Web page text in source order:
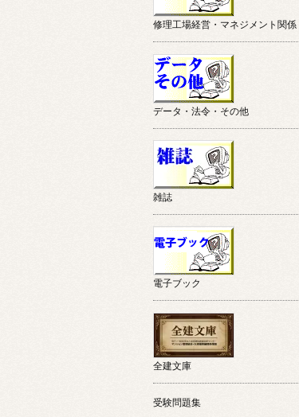
修理工場経営・マネジメント関係
データ・法令・その他
雑誌
電子ブック
全建文庫
受験問題集